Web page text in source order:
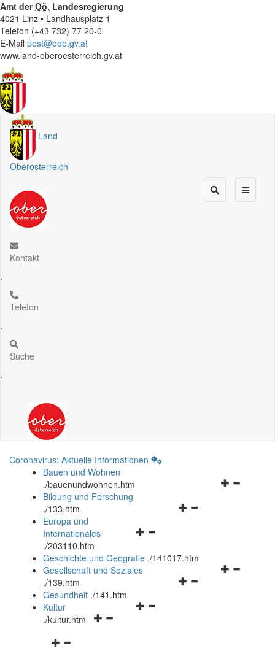
Amt derOö. Landesregierung
4021 Linz • Landhausplatz 1
Telefon (+43 732) 77 20-0
E-Mail post@ooe.gv.at
www.land-oberoesterreich.gv.at
Land
Oberösterreich
Kontakt
.
Telefon
.
Suche
.
Coronavirus: Aktuelle Informationen
Bauen und Wohnen
./bauenundwohnen.htm
Navigationsmenü
Bildung und Forschung
./133.htm
Navigationsmenü
und
schließen
Europa und
Internationales
./203110.htm
Geschichte und Geografie ./141017.htm
Navigationsmenü
Gesellschaft und Soziales
./139.htm
Navigationsmenü
Gesundheit ./141.htm
Navigationsmenü
Kultur
./kultur.htm
Navigationsmenü